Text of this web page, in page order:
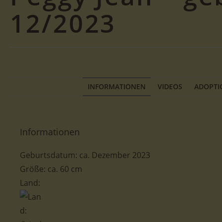
12/2023
INFORMATIONEN VIDEOS
Informationen
Geburtsdatum: ca. Dezember 2023
Größe: ca. 60 cm
Land: